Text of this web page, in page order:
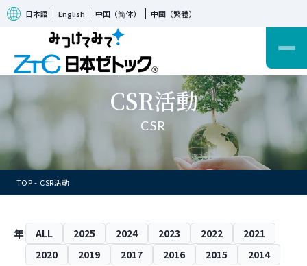
日本語 English 中国（简体） 中國（繁體）
CSR活動
CSR
TOP CSR活動
年 ALL 2025 2024 2023 2022
2021
2020
2019 2017 2016 2015 2014